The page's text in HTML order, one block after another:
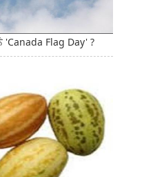
Flag Day' ?